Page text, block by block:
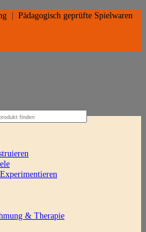
Pädagogisch geprüfte Spielwaren
& Therapie